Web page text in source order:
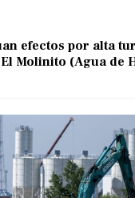
efectos por alta
Molinito (Agua de